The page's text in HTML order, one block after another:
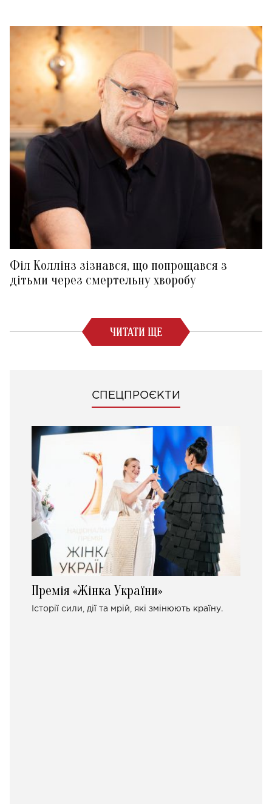
Філ Коллінз зізнався, що попрощався з
дітьми через смертельну хворобу
ЧИТАТИ ЩЕ
СПЕЦПРОЄКТИ
Премія «Жінка України»
Історії сили, дії та мрій, які змінюють країну.